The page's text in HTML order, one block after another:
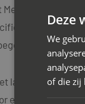
Mediators
situatie.
van
langer met het
een vrijblijvend
Deze
We
of die zij